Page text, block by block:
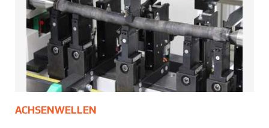
ACHSENWELLEN